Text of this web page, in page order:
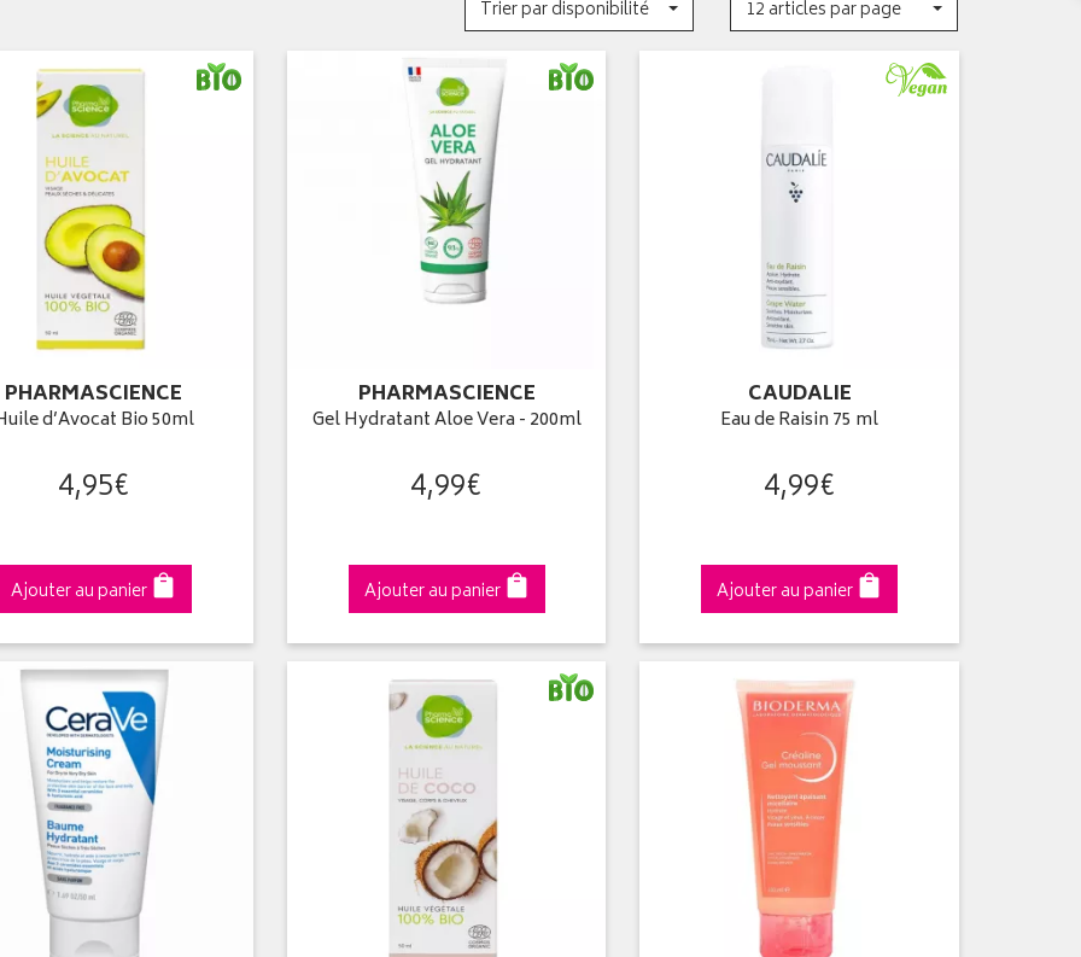
Trier par disponibilité 12 articles par page
PHARMASCIENCE
d’Avocat Bio 50ml
4,95€
Ajouter au panier
PHARMASCIENCE
Gel Hydratant Aloe Vera - 200ml
4,99€
Ajouter au panier
CAUDALIE
Eau de Raisin 75 ml
4,99€
Ajouter au panier